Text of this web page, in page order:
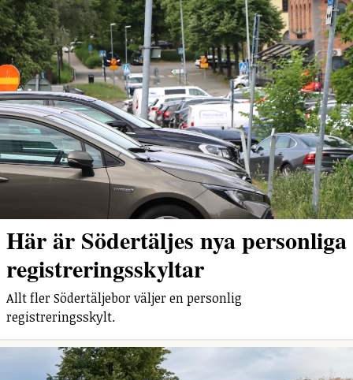
Här är Södertäljes nya personliga
registreringsskyltar
Allt fler Södertäljebor väljer en personlig
registreringsskylt.